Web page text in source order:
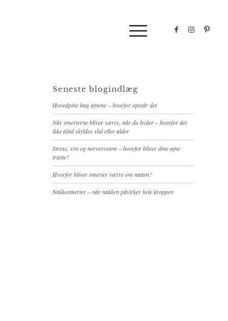
Seneste blogindlæg
Hovedpine bag øjnene – hvorfor opstår det
Når smerterne bliver værre, når du hviler – hvorfor det
ikke altid skyldes slid eller alder
Stress, syn og nervesystem – hvorfor bliver dine øjne
trætte?
Hvorfor bliver smerter værre om natten?
Nakkesmerter – når nakken påvirker hele kroppen